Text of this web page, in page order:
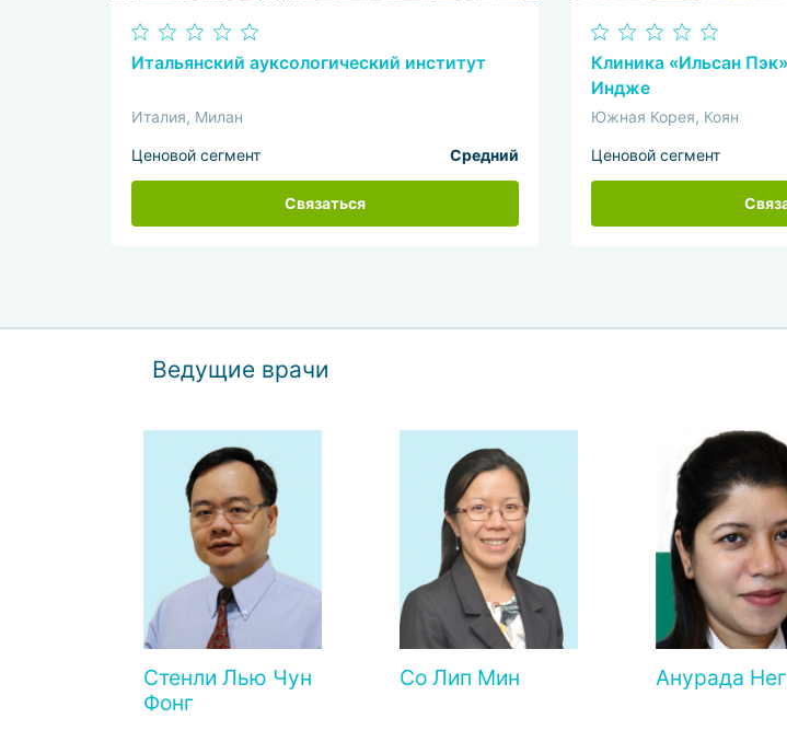
Итальянский ауксологический институт
Италия, Милан
Ценовой сегмент Средний
Связаться
Клиника «Ильсан
Индже
Южная Корея, Коян
Ценовой сегмент
Ведущие врачи
Стенли Лью Чун
Фонг
Со Лип Мин Анурада